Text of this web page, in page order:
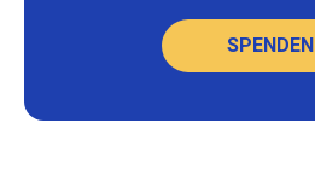
SPENDEN